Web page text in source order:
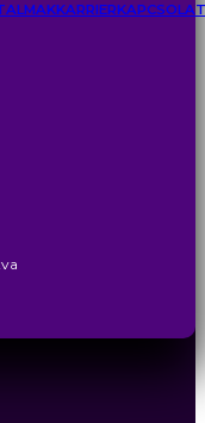
KARRIERKAPCSOLAT